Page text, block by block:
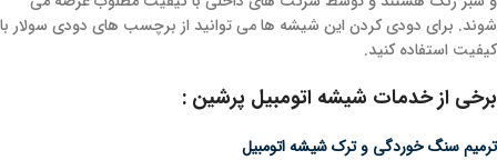
شوند. برای دودی کردن این شیشه ها می توانید از برچسب های دودی سولار با
کیفیت استفاده کنید.
برخی از خدمات شیشه اتومبیل پرشین :
ترمیم سنگ خوردگی و ترک شیشه اتومبیل